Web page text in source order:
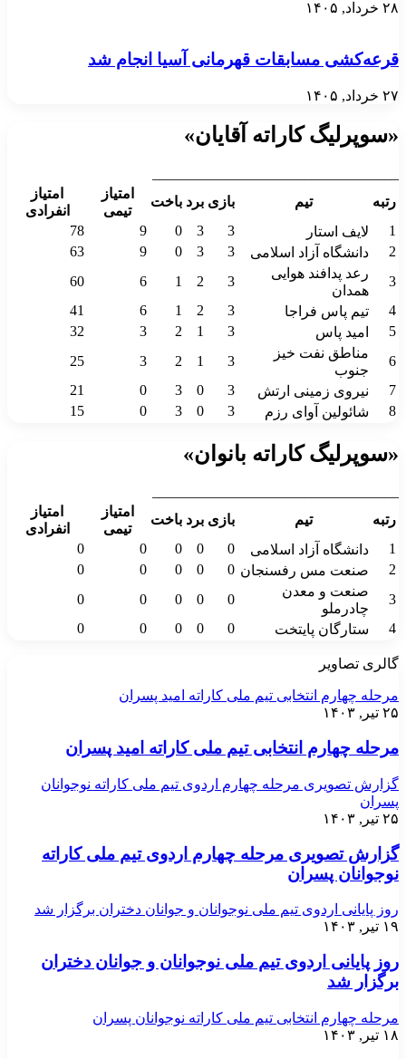
۲۸ خرداد, ۱۴۰۵
قرعه‌کشی مسابقات قهرمانی آسیا انجام شد
۲۷ خرداد, ۱۴۰۵
«سوپرلیگ کاراته آقایان»
رتبه
تیم بازی برد باخت
امتیاز
تیمی
امتیاز
انفرادی
1
لایف استار 3
3
0
9
78
2
دانشگاه آزاد اسلامی 3
3
0
9
63
3
رعد پدافند هوایی
همدان
3
2
1
6
60
4
تیم پاس فراجا 3
2
1
6
41
5
امید پاس 3
1
2
3
32
6
مناطق نفت خیز
جنوب
3
1
2
3
25
7
نیروی زمینی ارتش 3
0
3
0
21
8
شائولین آوای رزم 3
0
3
0
15
«سوپرلیگ کاراته بانوان»
رتبه
تیم بازی برد باخت
امتیاز
تیمی
امتیاز
انفرادی
1
دانشگاه آزاد اسلامی 0
0
0
0
0
2
صنعت مس رفسنجان 0
0
0
0
0
3
صنعت و معدن
چادرملو
0
0
0
0
0
4
ستارگان پایتخت 0
0
0
0
0
گالری تصاویر
مرحله چهارم انتخابی تیم ملی کاراته امید پسران
۲۵ تیر, ۱۴۰۳
مرحله چهارم انتخابی تیم ملی کاراته امید پسران
گزارش تصویری مرحله چهارم اردوی تیم ملی کاراته نوجوانان
پسران
۲۵ تیر, ۱۴۰۳
گزارش تصویری مرحله چهارم اردوی تیم ملی کاراته
نوجوانان پسران
روز پایانی اردوی تیم ملی نوجوانان و جوانان دختران برگزار شد
۱۹ تیر, ۱۴۰۳
روز پایانی اردوی تیم ملی نوجوانان و جوانان دختران
برگزار شد
مرحله چهارم انتخابی تیم ملی کاراته نوجوانان پسران
۱۸ تیر, ۱۴۰۳